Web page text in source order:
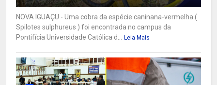
NOVA IGUAÇU - Uma cobra da espécie caninana-vermelha (
Spilotes sulphureus ) foi encontrada no campus da
Pontifícia Universidade Católica d...
Leia Mais